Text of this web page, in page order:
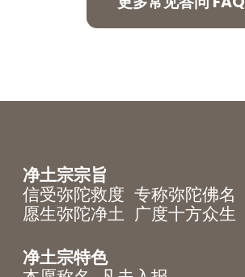
净土宗宗旨
信受弥陀救度 专称弥陀佛名
愿生弥陀净土 广度十方众生
净土宗特色